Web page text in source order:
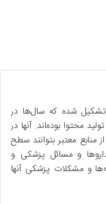
تشکیل شده که سال‌ها در
محتوا بوده‌اند. آنها در
منابع معتبر بتوانند سطح
داروها و مسائل پزشکی و
و مشکلات پزشکی آنها